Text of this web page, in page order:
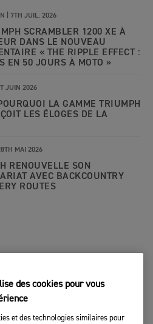
| 7TH JUIL. 2026
SCRAMBLER 1200 XE À
DANS LE NOUVEAU
« THE RIPPLE EFFECT :
EN 50 JOURS À MOTO »
JUIN 2026
LA GAMME TRIUMPH
LES ÉLOGES DE LA
MAI 2026
RENOUVELLE SON
AVEC BACKCOUNTRY
ROUTES
des cookies pour vous
et des technologies similaires pour